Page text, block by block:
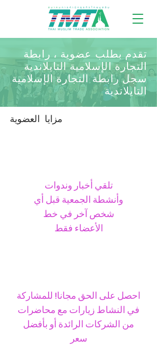
تقدم بطلب عضوية ، رابطة
التجارة الإسلامية التايلاندية
سجل رابطة التجارة الإسلامية
التايلاندية
مزايا العضوية
تلقي أخبار وندوات
وأنشطة الجمعية قبل أي
شخص آخر في خط
الأعضاء فقط
احصل على الحق مجانا! للمشاركة
في النشاط زيارات مع محاضرات
من الشركات الرائدة أو بأفضل
سعر